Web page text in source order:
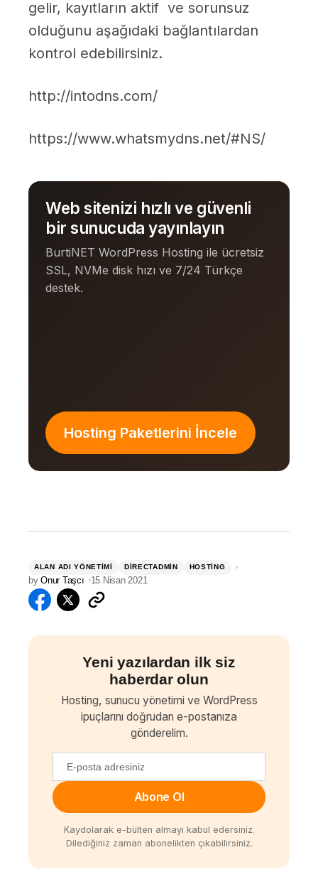
gelir, kayıtların aktif ve sorunsuz
olduğunu aşağıdaki bağlantılardan
kontrol edebilirsiniz.
http://intodns.com/
https://www.whatsmydns.net/#NS/
Web sitenizi hızlı ve güvenli
bir sunucuda yayınlayın
BurtiNET WordPress Hosting ile ücretsiz
SSL, NVMe disk hızı ve 7/24 Türkçe
destek.
Hosting Paketlerini İncele
ALAN ADI YÖNETIMI DIRECTADMIN HOSTING
by Onur Taşcı 15 Nisan 2021
Yeni yazılardan ilk siz
haberdar olun
Hosting, sunucu yönetimi ve WordPress
ipuçlarını doğrudan e-postanıza
gönderelim.
Abone Ol
Kaydolarak e-bülten almayı kabul edersiniz.
Dilediğiniz zaman abonelikten çıkabilirsiniz.